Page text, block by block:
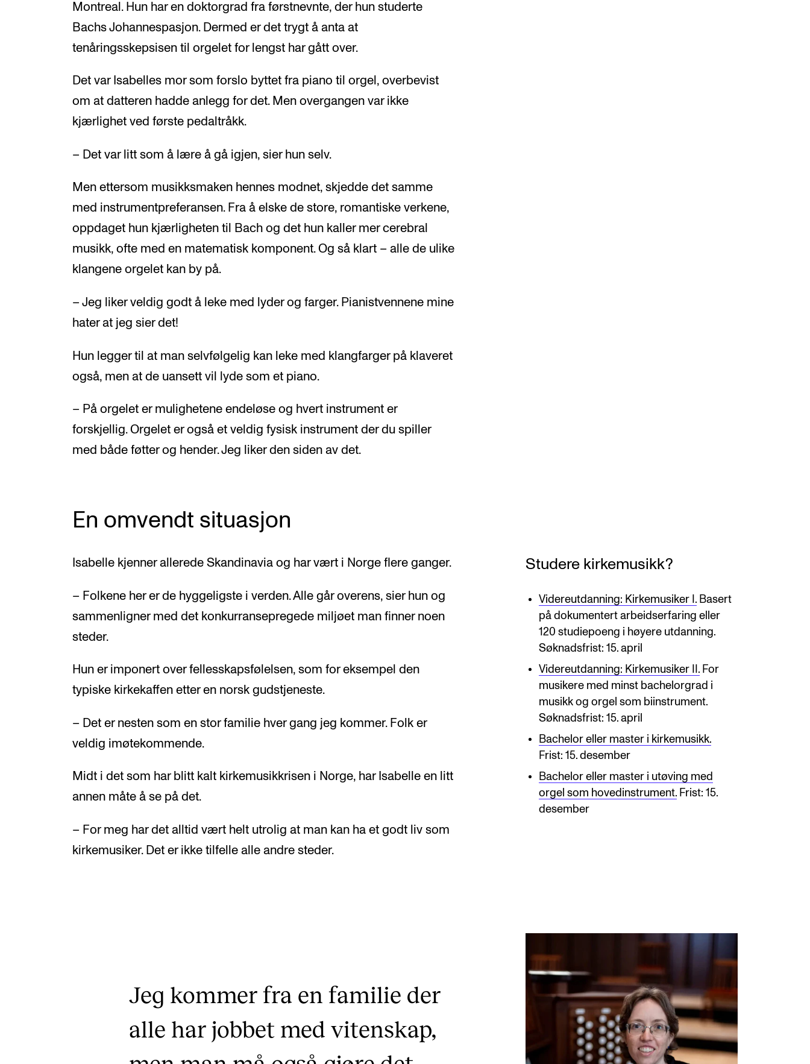
Montreal. Hun har en doktorgrad fra førstnevnte, der hun studerte
Bachs Johannespasjon. Dermed er det trygt å anta at
tenåringsskepsisen til orgelet for lengst har gått over.
Det var Isabelles mor som forslo byttet fra piano til orgel, overbevist
om at datteren hadde anlegg for det. Men overgangen var ikke
kjærlighet ved første pedaltråkk.
– Det var litt som å lære å gå igjen, sier hun selv.
Men ettersom musikksmaken hennes modnet, skjedde det samme
med instrumentpreferansen. Fra å elske de store, romantiske verkene,
oppdaget hun kjærligheten til Bach og det hun kaller mer cerebral
musikk, ofte med en matematisk komponent. Og så klart – alle de ulike
klangene orgelet kan by på.
– Jeg liker veldig godt å leke med lyder og farger. Pianistvennene mine
hater at jeg sier det!
Hun legger til at man selvfølgelig kan leke med klangfarger på klaveret
også, men at de uansett vil lyde som et piano.
– På orgelet er mulighetene endeløse og hvert instrument er
forskjellig. Orgelet er også et veldig fysisk instrument der du spiller
med både føtter og hender. Jeg liker den siden av det.
En omvendt situasjon
Isabelle kjenner allerede Skandinavia og har vært i Norge flere ganger.
– Folkene her er de hyggeligste i verden. Alle går overens, sier hun og
sammenligner med det konkurransepregede miljøet man finner noen
steder.
Hun er imponert over fellesskapsfølelsen, som for eksempel den
typiske kirkekaffen etter en norsk gudstjeneste.
– Det er nesten som en stor familie hver gang jeg kommer. Folk er
veldig imøtekommende.
Midt i det som har blitt kalt kirkemusikkrisen i Norge, har Isabelle en litt
annen måte å se på det.
– For meg har det alltid vært helt utrolig at man kan ha et godt liv som
kirkemusiker. Det er ikke tilfelle alle andre steder.
Studere kirkemusikk?
Videreutdanning: Kirkemusiker I. Basert
på dokumentert arbeidserfaring eller
120 studiepoeng i høyere utdanning.
Søknadsfrist: 15. april
Videreutdanning: Kirkemusiker II. For
musikere med minst bachelorgrad i
musikk og orgel som biinstrument.
Søknadsfrist: 15. april
Bachelor eller master i kirkemusikk.
Frist: 15. desember
Bachelor eller master i utøving med
orgel som hovedinstrument. Frist: 15.
desember
Jeg kommer fra en familie der
alle har jobbet med vitenskap,